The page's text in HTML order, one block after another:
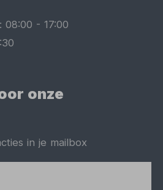
08:00 -17:00
onze
in je mailbox